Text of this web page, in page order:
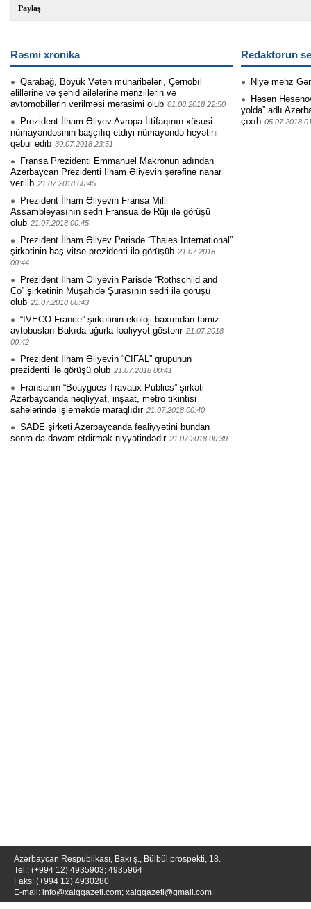
Paylaş
Rəsmi xronika
Qarabağ, Böyük Vətən müharibələri, Çernobıl
əlillərinə və şəhid ailələrinə mənzillərin və
avtomobillərin verilməsi mərasimi olub 01.08.2018 22:50
Prezident İlham Əliyev Avropa İttifaqının xüsusi
nümayəndəsinin başçılıq etdiyi nümayəndə heyətini
qəbul edib 30.07.2018 23:51
Fransa Prezidenti Emmanuel Makronun adından
Azərbaycan Prezidenti İlham Əliyevin şərəfinə nahar
verilib 21.07.2018 00:45
Prezident İlham Əliyevin Fransa Milli
Assambleyasının sədri Fransua de Rüji ilə görüşü
olub 21.07.2018 00:45
Prezident İlham Əliyev Parisdə “Thales International”
şirkətinin baş vitse-prezidenti ilə görüşüb 21.07.2018
00:44
Prezident İlham Əliyevin Parisdə “Rothschild and
Co” şirkətinin Müşahidə Şurasının sədri ilə görüşü
olub 21.07.2018 00:43
“IVECO France” şirkətinin ekoloji baxımdan təmiz
avtobusları Bakıda uğurla fəaliyyət göstərir 21.07.2018
00:42
Prezident İlham Əliyevin “CIFAL” qrupunun
prezidenti ilə görüşü olub 21.07.2018 00:41
Fransanın “Bouygues Travaux Publics” şirkəti
Azərbaycanda nəqliyyat, inşaat, metro tikintisi
sahələrində işləməkdə maraqlıdır 21.07.2018 00:40
SADE şirkəti Azərbaycanda fəaliyyətini bundan
sonra da davam etdirmək niyyətindədir 21.07.2018 00:39
Redaktorun
Niyə məhz
Həsən
yolda” adlı
çıxıb 05.07.2018
Azərbaycan Respublikası, Bakı ş., Bülbül prospekti, 18.
Tel.: (+994 12) 4935903; 4935964
Faks: (+994 12) 4930280
E-mail: info@xalqqazeti.com; xalqqazeti@gmail.com